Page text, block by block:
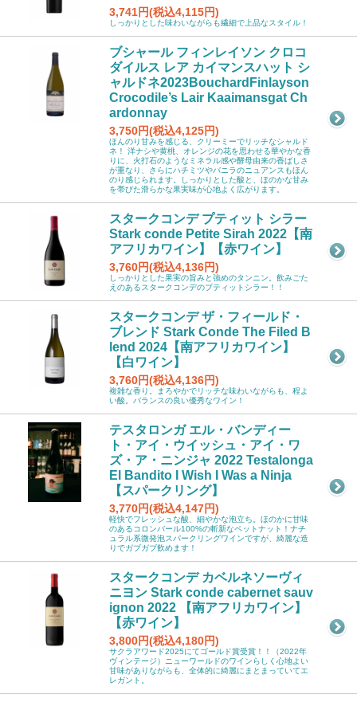
3,741円(税込4,115円)
しっかりとした味わいながらも繊細で上品なスタイル！
ブシャール フィンレイソン クロコ
ダイルス レア カイマンスハット シ
ャルドネ2023BouchardFinlayson
Crocodile’s Lair Kaaimansgat Ch
ardonnay
3,750円(税込4,125円)
ほんのり甘みを感じる、クリーミーでリッチなシャルド
ネ！ 洋ナシや黄桃、オレンジの花を思わせる華やかな香
りに、火打石のようなミネラル感や酵母由来の香ばしさ
が重なり、さらにハチミツやバニラのニュアンスもほん
のり感じられます。しっかりとした酸と、ほのかな甘み
を帯びた滑らかな果実味が心地よく広がります。
スタークコンデ プティット シラー
Stark conde Petite Sirah 2022【南
アフリカワイン】【赤ワイン】
3,760円(税込4,136円)
しっかりとした果実の旨みと強めのタンニン。飲みごた
えのあるスタークコンデのプティットシラー！！
スタークコンデ ザ・フィールド・
ブレンド Stark Conde The Filed B
lend 2024【南アフリカワイン】
【白ワイン】
3,760円(税込4,136円)
複雑な香り。まろやかでリッチな味わいながらも、程よ
い酸。バランスの良い優秀なワイン！
テスタロンガ エル・バンディー
ト・アイ・ウイッシュ・アイ・ワ
ズ・ア・ニンジャ 2022 Testalonga
El Bandito I Wish I Was a Ninja
【スパークリング】
3,770円(税込4,147円)
軽快でフレッシュな酸、細やかな泡立ち。ほのかに甘味
のあるコロンバール100%の斬新なペットナット！ナチ
ュラル系微発泡スパークリングワインですが、綺麗な造
りでガブガブ飲めます！
スタークコンデ カベルネソーヴィ
ニヨン Stark conde cabernet sauv
ignon 2022 【南アフリカワイン】
【赤ワイン】
3,800円(税込4,180円)
サクラアワード2025にてゴールド賞受賞！！（2022年
ヴィンテージ）ニューワールドのワインらしく心地よい
甘味がありながらも、全体的に綺麗にまとまっていてエ
レガント。